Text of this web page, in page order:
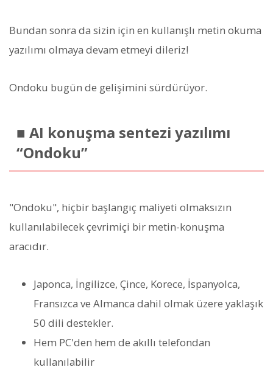
Bundan sonra da sizin için en kullanışlı metin okuma
yazılımı olmaya devam etmeyi dileriz!
Ondoku bugün de gelişimini sürdürüyor.
■ AI konuşma sentezi yazılımı
“Ondoku”
"Ondoku", hiçbir başlangıç maliyeti olmaksızın
kullanılabilecek çevrimiçi bir metin-konuşma
aracıdır.
Japonca, İngilizce, Çince, Korece, İspanyolca,
Fransızca ve Almanca dahil olmak üzere yaklaşık
50 dili destekler.
Hem PC'den hem de akıllı telefondan
kullanılabilir